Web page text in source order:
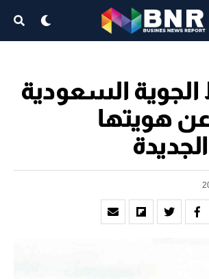
السعودية
هويتها